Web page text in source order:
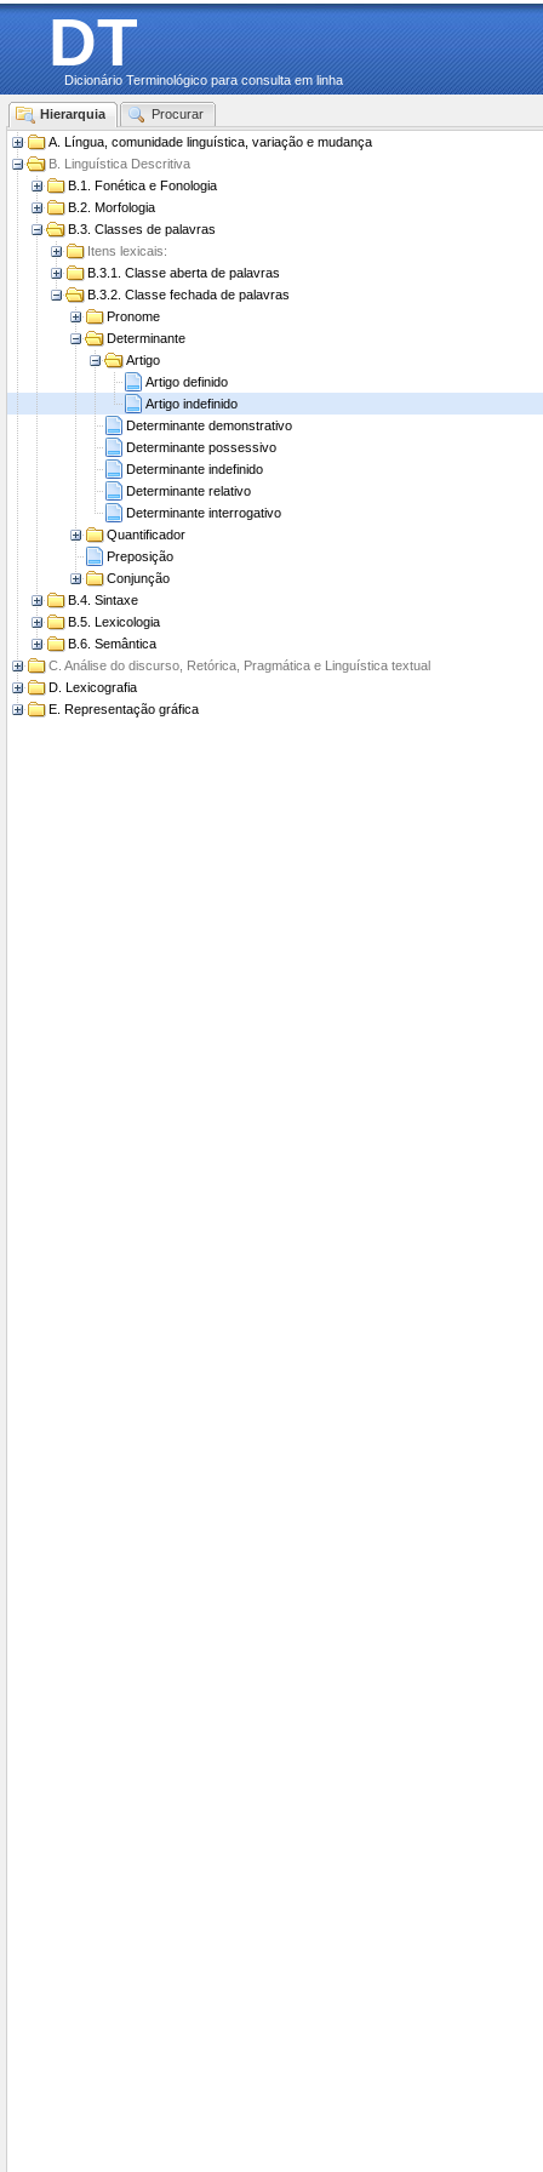
DT
Dicionário Terminológico para consulta em linha
Hierarquia
Procurar
A. Língua, comunidade linguística, variação e mudança
B. Linguística Descritiva
B.1. Fonética e Fonologia
B.2. Morfologia
B.3. Classes de palavras
Itens lexicais:
B.3.1. Classe aberta de palavras
B.3.2. Classe fechada de palavras
Pronome
Determinante
Artigo
Artigo definido
Artigo indefinido
Determinante demonstrativo
Determinante possessivo
Determinante indefinido
Determinante relativo
Determinante interrogativo
Quantificador
Preposição
Conjunção
B.4. Sintaxe
B.5. Lexicologia
B.6. Semântica
C. Análise do discurso, Retórica, Pragmática e Linguística textual
D. Lexicografia
E. Representação gráfica